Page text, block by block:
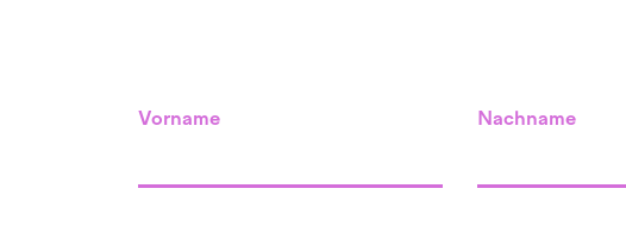
Vorname Nachname